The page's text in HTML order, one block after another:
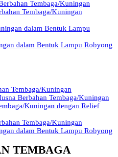
Tembaga/Kuningan
dalam Bentuk Lampu Robyong
Tembaga/Kuningan
Berbahan Tembaga/Kuningan
Kuningan dengan Relief
Tembaga/Kuningan
dalam Bentuk Lampu Robyong
TEMBAGA